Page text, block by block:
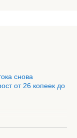
снова
от 26 копеек до